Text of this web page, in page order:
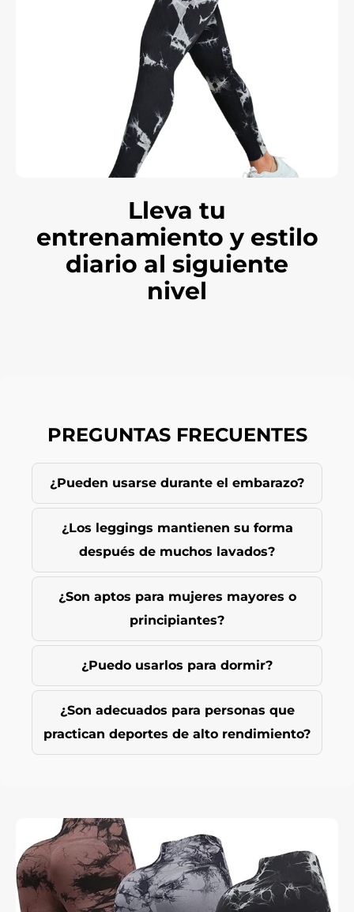
Lleva tu
entrenamiento y estilo
diario al siguiente
nivel
PREGUNTAS FRECUENTES
¿Pueden usarse durante el embarazo?
¿Los leggings mantienen su forma
después de muchos lavados?
¿Son aptos para mujeres mayores o
principiantes?
¿Puedo usarlos para dormir?
¿Son adecuados para personas que
practican deportes de alto rendimiento?